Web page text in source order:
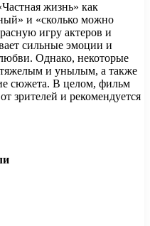
жизнь» как
и «сколько можно
игру актеров и
сильные эмоции и
Однако, некоторые
и унылым, а также
сюжета. В целом, фильм
зрителей и рекомендуется